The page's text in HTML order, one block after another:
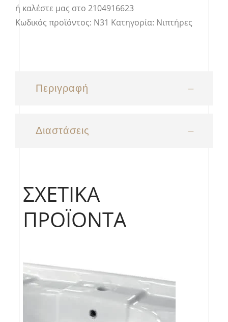
ή καλέστε μας στο 2104916623
Κωδικός προϊόντος: Ν31 Κατηγορία: Νιπτήρες
Περιγραφή
Διαστάσεις
ΣΧΕΤΙΚΆ
ΠΡΟΪΌΝΤΑ